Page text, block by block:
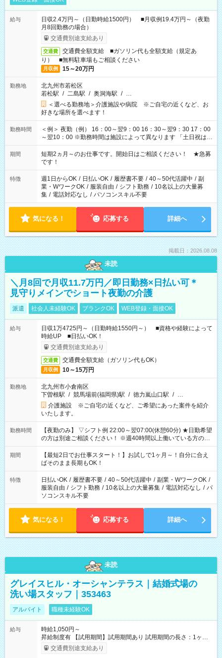
給与
日収2.4万円～（日勤時給1500円） ■月収例19.4万円～（夜勤
月8回勤務の場合）
交通費別途支給あり
交通費
交通費全額支給 ■ガソリン代も全額支給（規定あ
り） ■無料駐車場もご相談ください
月収例 15～20万円
勤務地
北九州市若松区
若松駅 / 二島駅 / 奥洞海駅 / …
＜選べる勤務地＞介護施設や病院 ※ご自宅の近くなど、お
好きな場所を選べます！
勤務時間
＜例＞ 夜勤（例） 16：00～翌9：00 16：30～翌9：30 17：00
～翌10：00 ※勤務時間は施設によって異なります 「土日祝は休
みたい」 「しっかり稼ぎたい」 「もう少し遅い時間から始めた
い」など ご希望にあったお仕事をご案内いたします。 ※未経験
の方の場合は1～2ヶ月間は日中での仕事を経験いただき、 お
仕事に慣れてからの夜勤になります。 ★家庭の都合でお休みが
必要な場合も遠慮なくご相談ください。
期間
短期2ヵ月～のお仕事です。開始日はご相談ください！ ★急募
です！
特徴 週1日からOK / 日払いOK / 履歴書不要 / 40～50代活躍中 / 副
業・WワークOK / 服装自由 / シフト勤務 / 10名以上の大量募
集 / 電話対応なし / パソコンスキル不要
気になる！ 応募する 詳細へ
掲載日：2026.08.08
未読
＼月8回で月収11.7万円／即日勤務×日払い可＊
見守りメインでショート夜勤の介護
派遣 社会人未経験OK ブランクOK WEB登録・面接OK
給与
日収1万4725円～（日勤時給1550円～） ■資格や経験によって
時給UP ■日払いOK！
交通費別途支給あり
交通費 交通費全額支給（ガソリン代もOK）
月収例 10～15万円
勤務地
北九州市小倉南区
下曽根駅 / 競馬場前(福岡県)駅 / 徳力嵐山口駅 / …
介護施設 ※ご自宅の近くなど、ご希望にあった案件を紹介
いたします。
勤務時間
【夜勤のみ】 ▽シフト例 22:00～翌07:00(休憩60分) ★日勤希望
の方は別途ご相談ください！ ※週40時間以上働いている方のW
ワークはNG
期間
【最短2日でお仕事スタート！】お試しで1ヶ月～！自分に合え
ばそのまま長期もOK！
特徴 日払いOK / 履歴書不要 / 40～50代活躍中 / 副業・WワークOK /
服装自由 / シフト勤務 / 10名以上の大量募集 / 電話対応なし / パ
ソコンスキル不要
気になる！ 応募する 詳細へ
未読
グレイスヒル・オーシャンテラス｜結婚式場の
洗い場スタッフ｜353463
アルバイト 職種未経験OK
給与
時給1,050円～
昇給制度有 【試用期間】試用期間あり 試用期間の長さ：1ヶ月
雇用形態、給与は本採用時と同じです。
交通費別途支給あり